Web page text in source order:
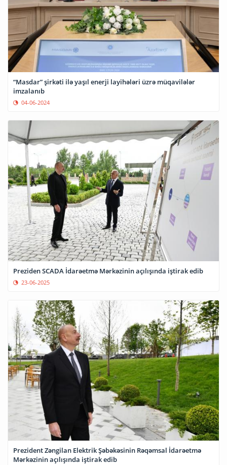
“Masdar” şirkəti ilə yaşıl enerji layihələri üzrə müqavilələr
imzalanıb
04-06-2024
Preziden SCADA İdarəetmə Mərkəzinin açılışında iştirak edib
23-06-2025
Prezident Zəngilan Elektrik Şəbəkəsinin Rəqəmsal İdarəetmə
Mərkəzinin açılışında iştirak edib